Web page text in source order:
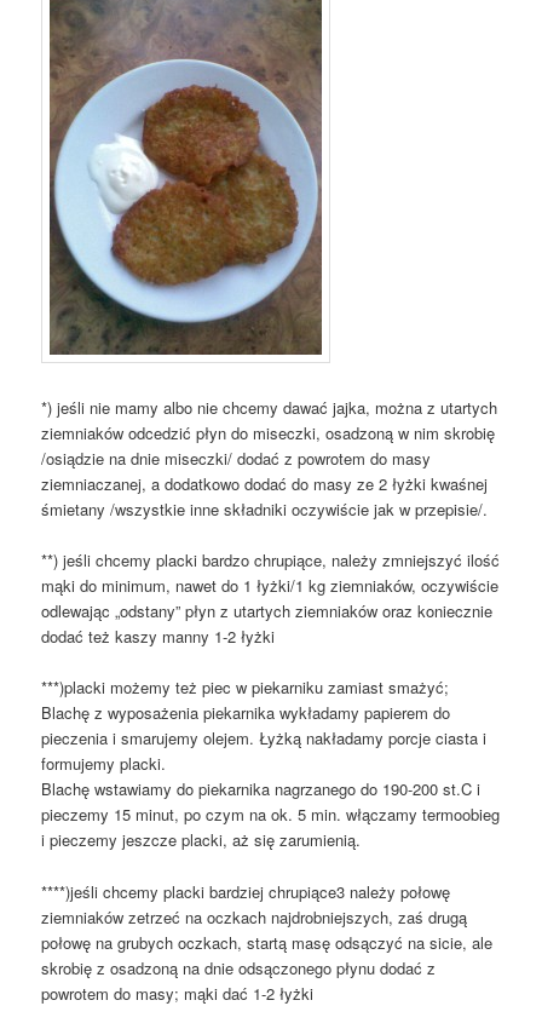
*) jeśli nie mamy albo nie chcemy dawać jajka, można z utartych
ziemniaków odcedzić płyn do miseczki, osadzoną w nim skrobię
/osiądzie na dnie miseczki/ dodać z powrotem do masy
ziemniaczanej, a dodatkowo dodać do masy ze 2 łyżki kwaśnej
śmietany /wszystkie inne składniki oczywiście jak w przepisie/.
**) jeśli chcemy placki bardzo chrupiące, należy zmniejszyć ilość
mąki do minimum, nawet do 1 łyżki/1 kg ziemniaków, oczywiście
odlewając „odstany” płyn z utartych ziemniaków oraz koniecznie
dodać też kaszy manny 1-2 łyżki
***)placki możemy też piec w piekarniku zamiast smażyć;
Blachę z wyposażenia piekarnika wykładamy papierem do
pieczenia i smarujemy olejem. Łyżką nakładamy porcje ciasta i
formujemy placki.
Blachę wstawiamy do piekarnika nagrzanego do 190-200 st.C i
pieczemy 15 minut, po czym na ok. 5 min. włączamy termoobieg
i pieczemy jeszcze placki, aż się zarumienią.
****)jeśli chcemy placki bardziej chrupiące3 należy połowę
ziemniaków zetrzeć na oczkach najdrobniejszych, zaś drugą
połowę na grubych oczkach, startą masę odsączyć na sicie, ale
skrobię z osadzoną na dnie odsączonego płynu dodać z
powrotem do masy; mąki dać 1-2 łyżki